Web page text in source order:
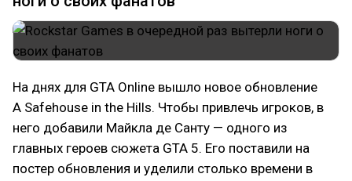
На днях для GTA Online вышло новое обновление
A Safehouse in the Hills. Чтобы привлечь игроков, в
него добавили Майкла де Санту — одного из
главных героев сюжета GTA 5. Его поставили на
постер обновления и уделили столько времени в